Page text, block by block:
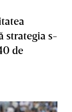
strategia s-
de